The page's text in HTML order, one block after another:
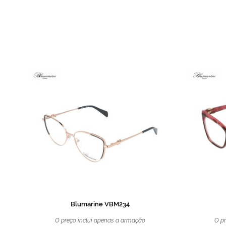
Blumarine VBM234
O preço inclui apenas a armação O